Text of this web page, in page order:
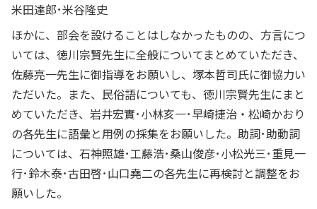
米田達郎･米谷隆史
ほかに、部会を設けることはしなかったものの、方言につ
いては、徳川宗賢先生に全般についてまとめていただき、
佐藤亮一先生に御指導をお願いし、塚本哲司氏に御協力い
ただいた。また、民俗語についても、徳川宗賢先生にまと
めていただき、岩井宏實･小林亥一･早崎捷治・松崎かおり
の各先生に語彙と用例の採集をお願いした。助詞･助動詞
については、石神照雄･工藤浩･桑山俊彦･小松光三･重見一
行･鈴木泰･古田啓･山口堯二の各先生に再検討と調整をお
願いした。